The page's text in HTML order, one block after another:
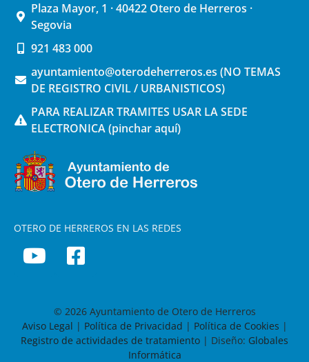
Plaza Mayor, 1 · 40422 Otero de Herreros ·
Segovia
921 483 000
ayuntamiento@oterodeherreros.es (NO TEMAS
DE REGISTRO CIVIL / URBANISTICOS)
PARA REALIZAR TRAMITES USAR LA SEDE
ELECTRONICA (pinchar aquí)
OTERO DE HERREROS EN LAS REDES
© 2026 Ayuntamiento de Otero de Herreros
Aviso Legal | Política de Privacidad | Política de Cookies |
Registro de actividades de tratamiento | Diseño: Globales
Informática